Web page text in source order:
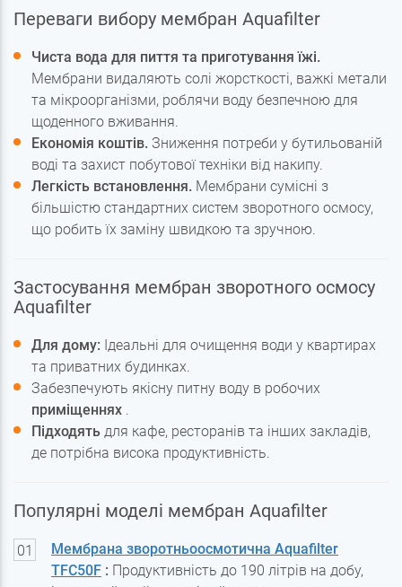
Переваги вибору мембран Aquafilter
Чиста вода для пиття та приготування їжі.
Мембрани видаляють солі жорсткості, важкі метали
та мікроорганізми, роблячи воду безпечною для
щоденного вживання.
Економія коштів. Зниження потреби у бутильованій
воді та захист побутової техніки від накипу.
Легкість встановлення. Мембрани сумісні з
більшістю стандартних систем зворотного осмосу,
що робить їх заміну швидкою та зручною.
Застосування мембран зворотного осмосу
Aquafilter
Для дому: Ідеальні для очищення води у квартирах
та приватних будинках.
Забезпечують якісну питну воду в робочих
приміщеннях .
Підходять для кафе, ресторанів та інших закладів,
де потрібна висока продуктивність.
Популярні моделі мембран Aquafilter
Мембрана зворотньоосмотична Aquafilter
TFC50F : Продуктивність до 190 літрів на добу,